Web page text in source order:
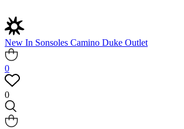
New In Sonsoles Camino Duke Outlet
0
0